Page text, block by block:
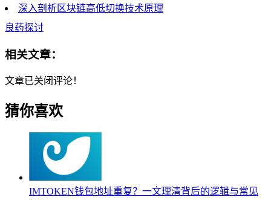
深入剖析区块链高低切换技术原理
良药探讨
相关文章：
文章已关闭评论！
猜你喜欢
IMTOKEN钱包地址重复？一文理清背后的逻辑与常见